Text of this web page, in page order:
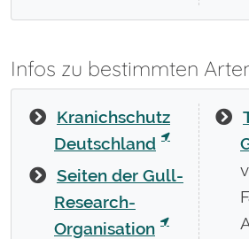
Infos zu bestimmten
Kranichschutz
Deutschland
Seiten der Gull-
Research-
Organisation